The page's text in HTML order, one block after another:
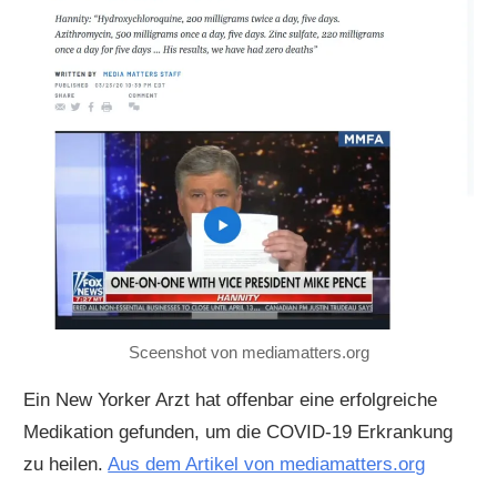
Sceenshot von mediamatters.org
Ein New Yorker Arzt hat offenbar eine erfolgreiche
Medikation gefunden, um die COVID-19 Erkrankung
zu heilen.Aus dem Artikel von mediamatters.org